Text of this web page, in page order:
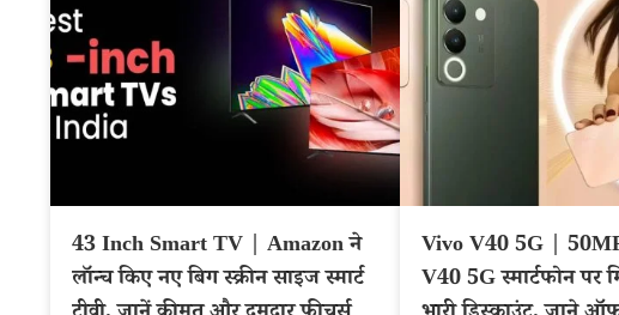
43 Inch Smart TV | Amazon ने
लॉन्च किए नए बिग स्क्रीन साइज स्मार्ट
Vivo V40 5G |
V40 5G स्मार्टफोन पर